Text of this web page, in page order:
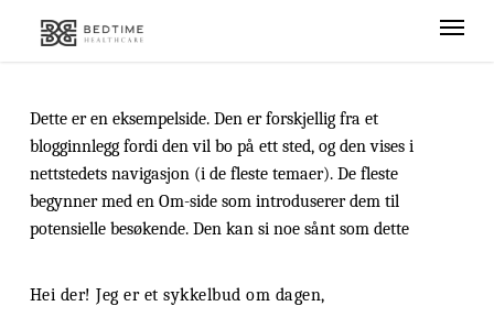
Menu
Dette er en eksempelside. Den er forskjellig fra et
blogginnlegg fordi den vil bo på ett sted, og den vises i
nettstedets navigasjon (i de fleste temaer). De fleste
begynner med en Om-side som introduserer dem til
potensielle besøkende. Den kan si noe sånt som dette
Hei der! Jeg er et sykkelbud om dagen,